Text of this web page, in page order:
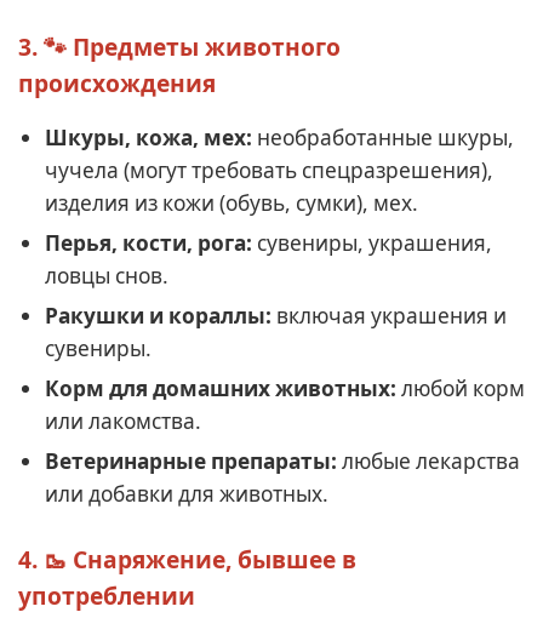
3. 🐾 Предметы животного
происхождения
Шкуры, кожа, мех: необработанные шкуры,
чучела (могут требовать спецразрешения),
изделия из кожи (обувь, сумки), мех.
Перья, кости, рога: сувениры, украшения,
ловцы снов.
Ракушки и кораллы: включая украшения и
сувениры.
Корм для домашних животных: любой корм
или лакомства.
Ветеринарные препараты: любые лекарства
или добавки для животных.
4. 🥾 Снаряжение, бывшее в
употреблении